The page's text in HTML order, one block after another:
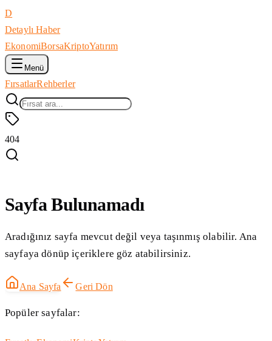
D
Detaylı Haber
EkonomiBorsaKriptoYatırım
Menü
FırsatlarRehberler
404
Sayfa Bulunamadı
Aradığınız sayfa mevcut değil veya taşınmış olabilir. Ana
sayfaya dönüp içeriklere göz atabilirsiniz.
Ana Sayfa Geri Dön
Popüler sayfalar: